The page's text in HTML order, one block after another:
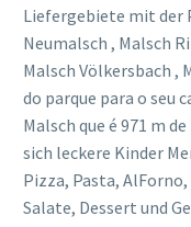
Liefergebiete mit der
Neumalsch , Malsch
Malsch Völkersbach ,
do parque para o seu
Malsch que é 971 m
sich leckere Kinder
Pizza, Pasta,
Salate, Dessert und